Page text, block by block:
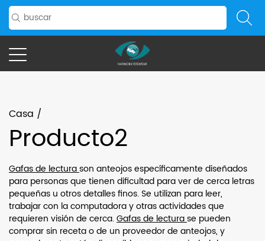
Casa /
Producto2
Gafas de lecturason anteojos específicamente diseñados
para personas que tienen dificultad para ver de cerca letras
pequeñas u otros detalles finos. Se utilizan para leer,
trabajar con la computadora y otras actividades que
requieren visión de cerca.Gafas de lecturase pueden
comprar sin receta o de un proveedor de anteojos, y